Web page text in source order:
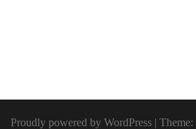
Proudly powered by WordPress | Theme: